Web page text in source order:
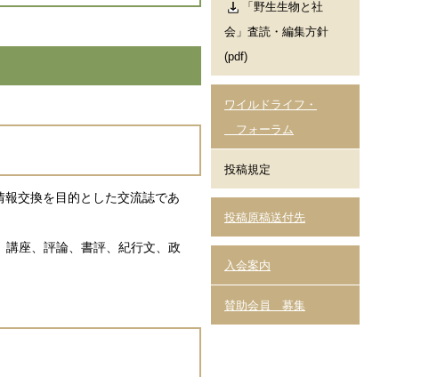
交換を目的とした交流誌であ
座、評論、書評、紀行文、政
「野生生物と社
会」査読・編集方針
(pdf)
ワイルドライフ・
フォーラム
投稿規定
投稿原稿送付先
入会案内
賛助会員 募集